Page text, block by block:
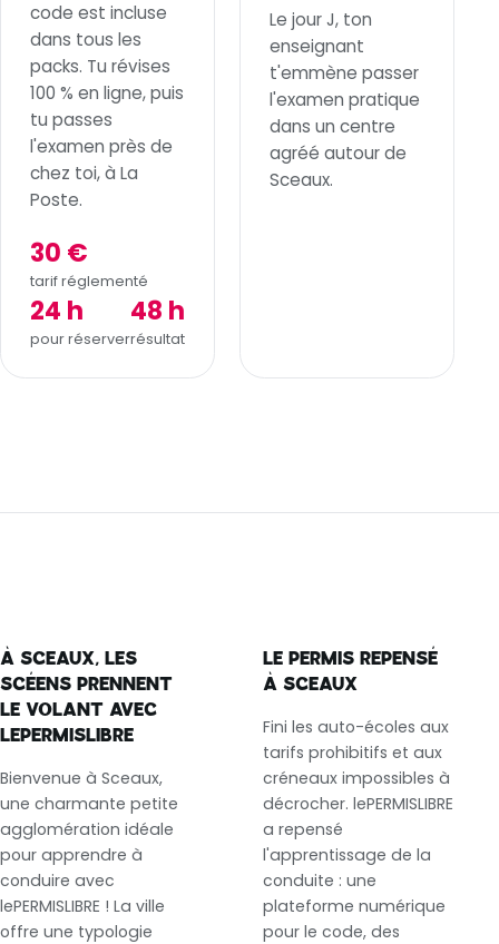
code est incluse
dans tous les
packs. Tu révises
100 % en ligne, puis
tu passes
l'examen près de
chez toi, à La
Poste.
30 €
tarif réglementé
24 h
pour réserver
48 h
résultat
Le jour J, ton
enseignant
t'emmène passer
l'examen pratique
dans un centre
agréé autour de
Sceaux.
À SCEAUX, LES
SCÉENS PRENNENT
LE VOLANT AVEC
LEPERMISLIBRE
Bienvenue à Sceaux,
une charmante petite
agglomération idéale
pour apprendre à
conduire avec
lePERMISLIBRE ! La ville
offre une typologie
LE PERMIS REPENSÉ
À SCEAUX
Fini les auto-écoles aux
tarifs prohibitifs et aux
créneaux impossibles à
décrocher. lePERMISLIBRE
a repensé
l'apprentissage de la
conduite : une
plateforme numérique
pour le code, des